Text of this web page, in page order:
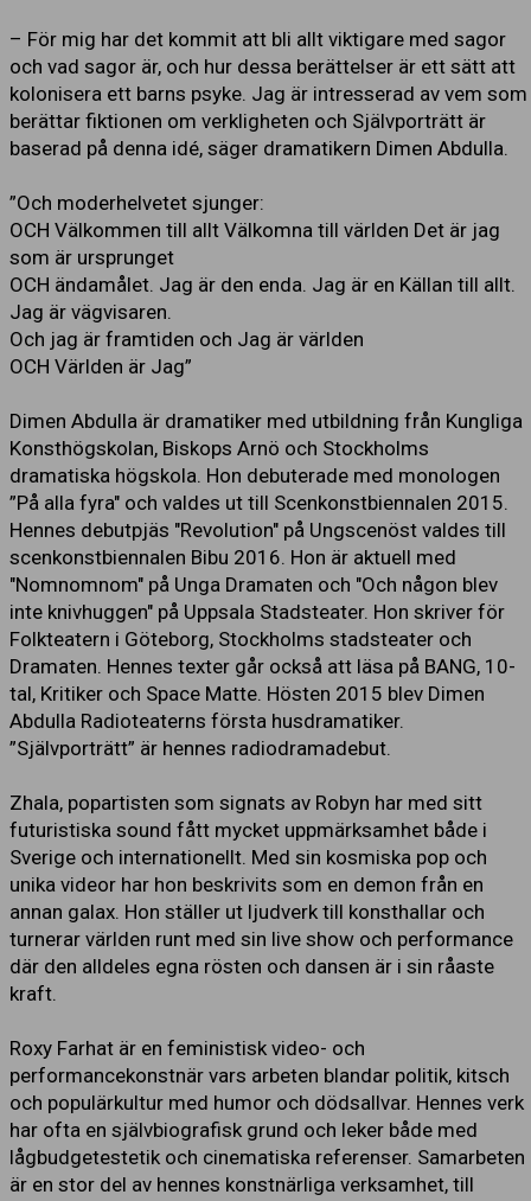
– För mig har det kommit att bli allt viktigare med sagor
och vad sagor är, och hur dessa berättelser är ett sätt att
kolonisera ett barns psyke. Jag är intresserad av vem som
berättar fiktionen om verkligheten och Självporträtt är
baserad på denna idé, säger dramatikern Dimen Abdulla.
”Och moderhelvetet sjunger:
OCH Välkommen till allt Välkomna till världen Det är jag
som är ursprunget
OCH ändamålet. Jag är den enda. Jag är en Källan till allt.
Jag är vägvisaren.
Och jag är framtiden och Jag är världen
OCH Världen är Jag”
Dimen Abdulla är dramatiker med utbildning från Kungliga
Konsthögskolan, Biskops Arnö och Stockholms
dramatiska högskola. Hon debuterade med monologen
”På alla fyra" och valdes ut till Scenkonstbiennalen 2015.
Hennes debutpjäs "Revolution" på Ungscenöst valdes till
scenkonstbiennalen Bibu 2016. Hon är aktuell med
"Nomnomnom" på Unga Dramaten och "Och någon blev
inte knivhuggen" på Uppsala Stadsteater. Hon skriver för
Folkteatern i Göteborg, Stockholms stadsteater och
Dramaten. Hennes texter går också att läsa på BANG, 10-
tal, Kritiker och Space Matte. Hösten 2015 blev Dimen
Abdulla Radioteaterns första husdramatiker.
”Självporträtt” är hennes radiodramadebut.
Zhala, popartisten som signats av Robyn har med sitt
futuristiska sound fått mycket uppmärksamhet både i
Sverige och internationellt. Med sin kosmiska pop och
unika videor har hon beskrivits som en demon från en
annan galax. Hon ställer ut ljudverk till konsthallar och
turnerar världen runt med sin live show och performance
där den alldeles egna rösten och dansen är i sin råaste
kraft.
Roxy Farhat är en feministisk video- och
performancekonstnär vars arbeten blandar politik, kitsch
och populärkultur med humor och dödsallvar. Hennes verk
har ofta en självbiografisk grund och leker både med
lågbudgetestetik och cinematiska referenser. Samarbeten
är en stor del av hennes konstnärliga verksamhet, till